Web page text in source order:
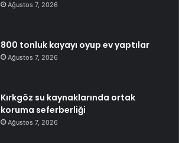
Ağustos 7, 2026
800 tonluk kayayı oyup ev yaptılar
Ağustos 7, 2026
Kırkgöz su kaynaklarında ortak
koruma seferberliği
Ağustos 7, 2026